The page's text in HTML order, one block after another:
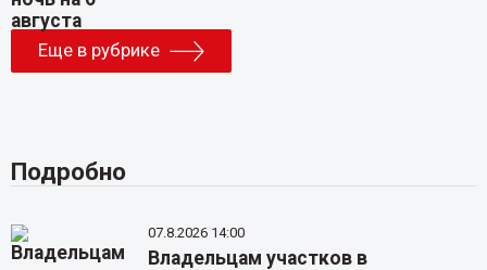
Еще в рубрике
Подробно
07.8.2026 14:00
Владельцам участков в